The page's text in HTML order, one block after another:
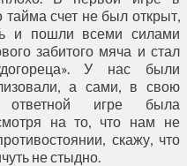
тайма счет не был открыт,
и пошли всеми силами
забитого мяча и стал
У нас были
а сами, в свою
игре была
на то, что нам не
скажу, что
не стыдно.